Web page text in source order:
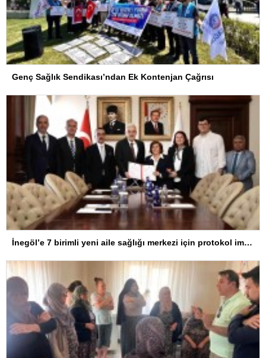
Genç Sağlık Sendikası’ndan Ek Kontenjan Çağrısı
İnegöl’e 7 birimli yeni aile sağlığı merkezi için protokol imzalandı